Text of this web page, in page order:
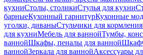
кухниСтолы, столикиСтулья для кухни
барныеКухонный гарнитурКухонные
уголки, диваныСтульчики для кормления
для кухниМебель для ваннойТумбы,
ваннойШкафы, пеналы для ванной
ваннойЗеркала для ваннойАксессуары